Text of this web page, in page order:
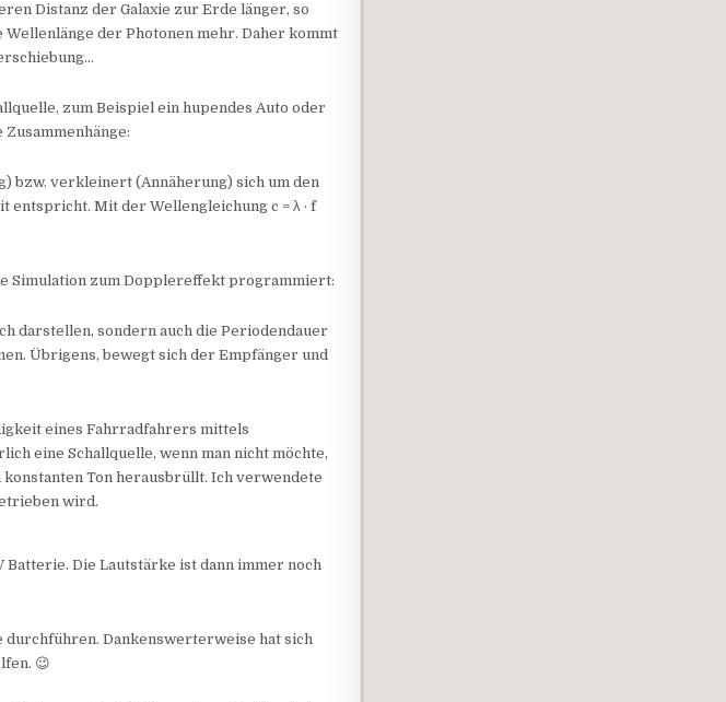
Distanz der Galaxie zur Erde länger, so
Wellenlänge der Photonen mehr. Daher kommt
zum Beispiel ein hupendes Auto oder
bzw. verkleinert (Annäherung) sich um den
entspricht. Mit der Wellengleichung c = λ · f
Simulation zum Dopplereffekt programmiert:
darstellen, sondern auch die Periodendauer
Übrigens, bewegt sich der Empfänger und
eines Fahrradfahrers mittels
eine Schallquelle, wenn man nicht möchte,
Ton herausbrüllt. Ich verwendete
wird.
Die Lautstärke ist dann immer noch
Dankenswerterweise hat sich
😉